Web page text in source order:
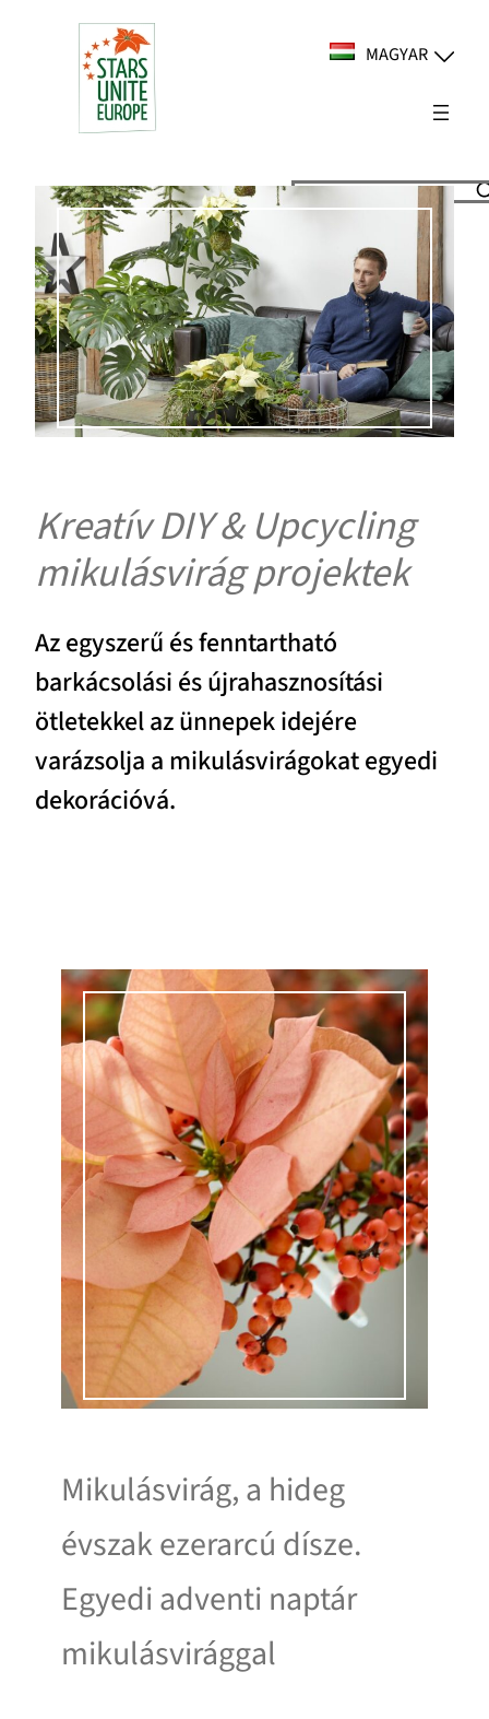
tartalomhoz
MAGYAR
Suchen
Kreatív DIY & Upcycling
mikulásvirág projektek
Az egyszerű és fenntartható
barkácsolási és újrahasznosítási
ötletekkel az ünnepek idejére
varázsolja a mikulásvirágokat egyedi
dekorációvá.
Mikulásvirág, a hideg
évszak ezerarcú dísze.
Egyedi adventi naptár
mikulásvirággal